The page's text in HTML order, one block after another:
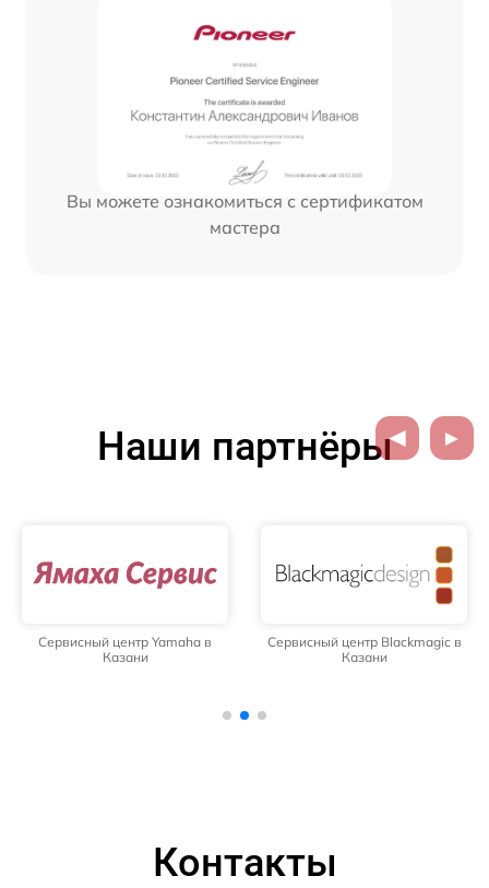
Вы можете ознакомиться с сертификатом
мастера
Наши партнёры
Сервисный центр Yamaha в
Казани
Сервисный центр Blackmagic в
Казани
Контакты